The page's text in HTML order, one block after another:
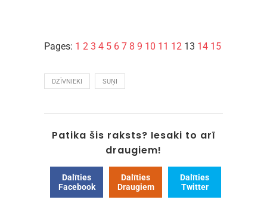
Pages: 1 2 3 4 5 6 7 8 9 10 11 12 13 14 15
DZĪVNIEKI SUŅI
Patika šis raksts? Iesaki to arī
draugiem!
Dalīties
Facebook
Dalīties
Draugiem
Dalīties
Twitter